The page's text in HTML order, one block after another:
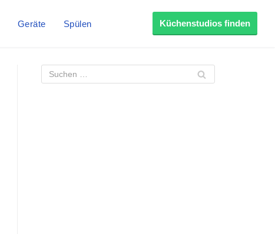
Geräte Spülen Küchenstudios finden